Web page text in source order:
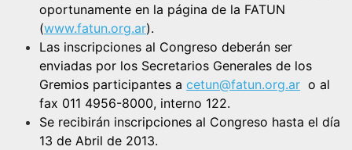
oportunamente en la página de la FATUN
(www.fatun.org.ar).
Las inscripciones al Congreso deberán ser
enviadas por los Secretarios Generales de los
Gremios participantes a cetun@fatun.org.ar o al
fax 011 4956-8000, interno 122.
Se recibirán inscripciones al Congreso hasta el día
13 de Abril de 2013.